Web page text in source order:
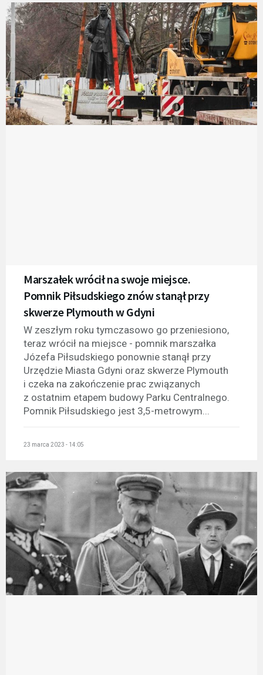
Marszałek wrócił na swoje miejsce.
Pomnik Piłsudskiego znów stanął przy
skwerze Plymouth w Gdyni
W zeszłym roku tymczasowo go przeniesiono,
teraz wrócił na miejsce - pomnik marszałka
Józefa Piłsudskiego ponownie stanął przy
Urzędzie Miasta Gdyni oraz skwerze Plymouth
i czeka na zakończenie prac związanych
z ostatnim etapem budowy Parku Centralnego.
Pomnik Piłsudskiego jest 3,5-metrowym...
23 marca 2023 - 14:05